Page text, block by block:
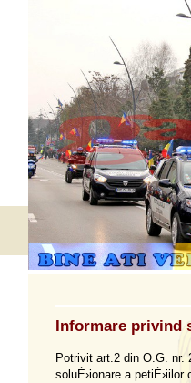
Informare privind
Potrivit art.2 din O.G. nr.
soluÈ›ionare a